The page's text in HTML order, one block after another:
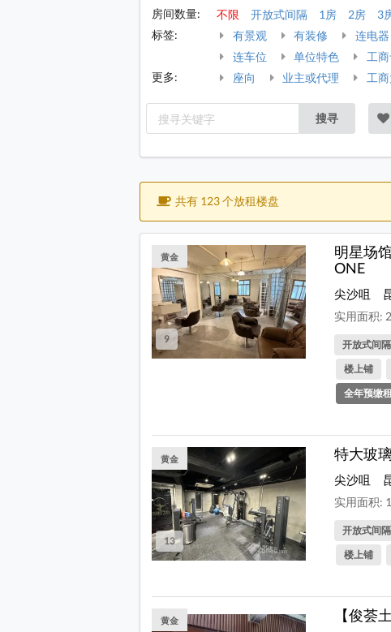
房间数量:
不限 开放式间隔 1房 2房 3
标签:
有景观 有装修 连电器
连车位
单位特色
工
更多:
座向 业主或代理 工
搜寻
共有 123 个放租楼盘
9
黄金
明星场
ONE
尖沙咀
实用面积:
开放式间
楼上铺
全年预缴
13
黄金 特大玻
尖沙咀
实用面积:
开放式间
楼上铺
黄金 【俊荟